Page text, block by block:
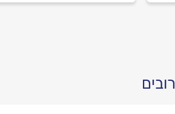
מקרקעין, איך מתנהלים מולו